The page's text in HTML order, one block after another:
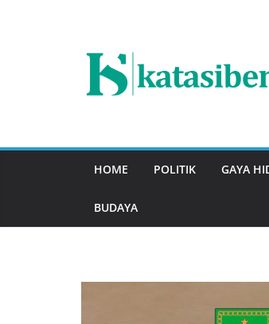
HOME POLITIK GAYA
BUDAYA